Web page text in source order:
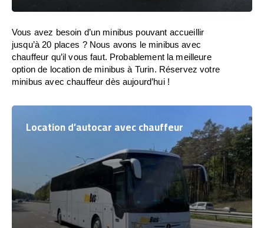
Vous avez besoin d’un minibus pouvant accueillir
jusqu’à 20 places ? Nous avons le minibus avec
chauffeur qu’il vous faut. Probablement la meilleure
option de location de minibus à Turin. Réservez votre
minibus avec chauffeur dès aujourd’hui !
Location d’autocar avec chauffeur